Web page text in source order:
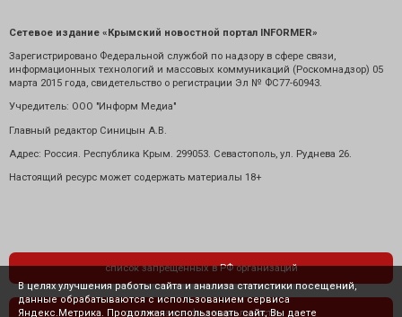
Сетевое издание «Крымский новостной портал INFORMER»
Зарегистрировано Федеральной службой по надзору в сфере связи,
информационных технологий и массовых коммуникаций (Роскомнадзор) 05
марта 2015 года, свидетельство о регистрации Эл № ФС77-60943.
Учредитель: ООО "Информ Медиа"
Главный редактор Синицын А.В.
Адрес: Россия. Республика Крым. 299053. Севастополь, ул. Руднева 26.
Настоящий ресурс может содержать материалы 18+
список запрещенных в РФ организаций
политика конфиденциальности
В целях улучшения работы сайта и анализа статистики посещений,
данные обрабатываются с использованием сервиса
Яндекс.Метрика. Продолжая использовать сайт, Вы даете